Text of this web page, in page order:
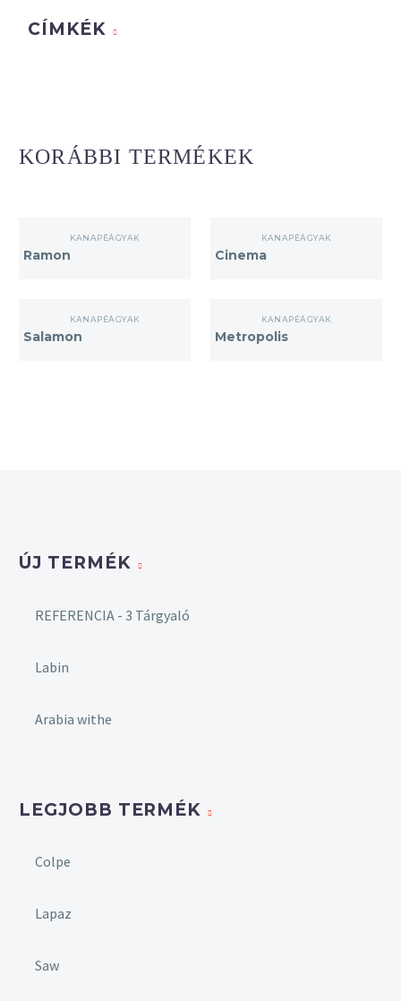
CÍMKÉK
KORÁBBI TERMÉKEK
KANAPÉÁGYAK
Ramon
KANAPÉÁGYAK
Cinema
KANAPÉÁGYAK
Salamon
KANAPÉÁGYAK
Metropolis
ÚJ TERMÉK
REFERENCIA - 3 Tárgyaló
Labin
Arabia withe
LEGJOBB TERMÉK
Colpe
Lapaz
Saw